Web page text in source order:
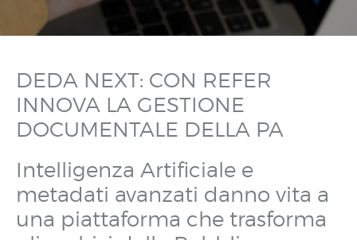
DEDA NEXT: CON REFER
INNOVA LA GESTIONE
DOCUMENTALE DELLA PA
Intelligenza Artificiale e
metadati avanzati danno vita a
una piattaforma che trasforma